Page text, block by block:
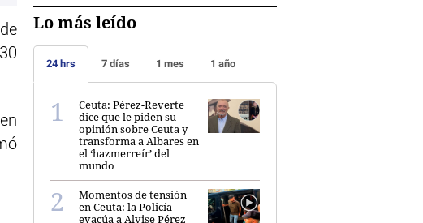
Lo más leído
24 hrs 7 días 1 mes 1 año
Ceuta: Pérez-Reverte
dice que le piden su
opinión sobre Ceuta y
transforma a Albares en
el ‘hazmerreír’ del
mundo
Momentos de tensión
en Ceuta: la Policía
evacúa a Alvise Pérez